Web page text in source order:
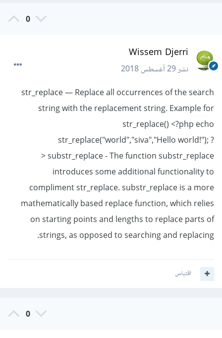
0
Wissem Djerri
نشر29 أغسطس 2018
str_replace — Replace all occurrences of the search
string with the replacement string. Example for
str_replace() <?php echo
str_replace("world","siva","Hello world!"); ?
> substr_replace - The function substr_replace
introduces some additional functionality to
compliment str_replace. substr_replace is a more
mathematically based replace function, which relies
on starting points and lengths to replace parts of
strings, as opposed to searching and replacing.
اقتباس
0